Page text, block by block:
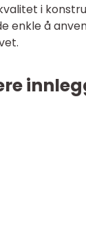
i
enkle å